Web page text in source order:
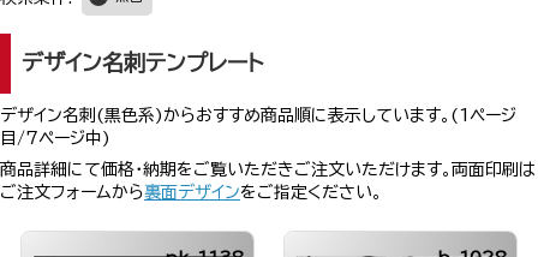
デザイン名刺テンプレート
デザイン名刺(黒色系)からおすすめ商品順に表示しています。(1ページ
目/7ページ中)
商品詳細にて価格・納期をご覧いただきご注文いただけます。両面印刷は
ご注文フォームから裏面デザインをご指定ください。